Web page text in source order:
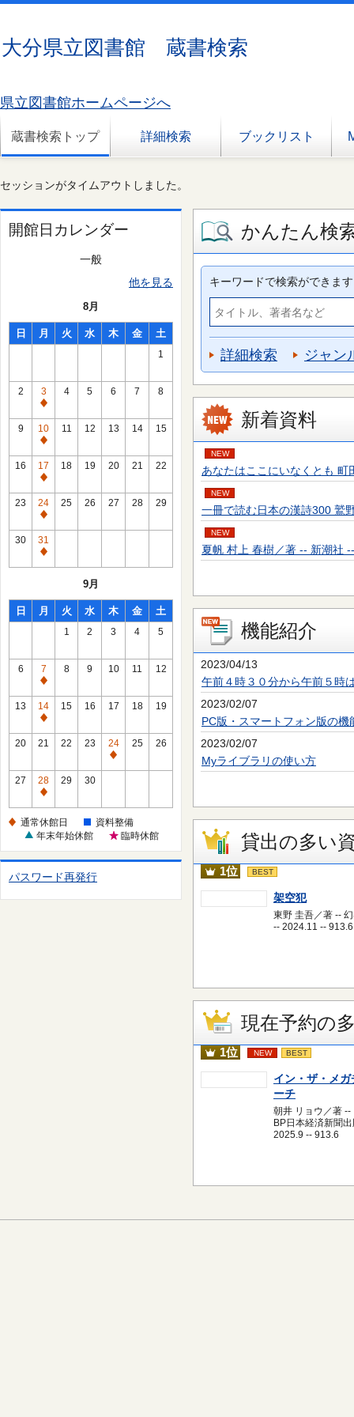
大分県立図書館 蔵書検索
県立図書館ホームページへ
蔵書検索トップ 詳細検索 ブックリスト
セッションがタイムアウトしました。
開館日カレンダー
一般
他を見る
8月
日 月 火 水 木 金 土
1
2
3
通
常
休
館
日
4 5 6 7 8
9
10
通
常
休
館
日
11 12 13 14 15
16
17
通
常
休
館
日
18 19 20 21 22
23
24
通
常
休
館
25 26 27 28 29
30
31
通
館
日
9月
日 月 火 水 木 金 土
1 2 3 4 5
6
7
通
常
休
館
8 9 10 11 12
13
14
通
常
館
日
15 16 17 18 19
20 21 22 23
24
通
館
日
25 26
27
28
通
休
日
29 30
通常休館日
資料整備
年末年始休館
臨時休館
パスワード再発行
かんたん検
キーワードで検索ができます
詳細検索 ジャン
新着資料
NEW
あなたはここにいなくとも
NEW
一冊で読む日本の漢詩300 鷲
NEW
夏帆 村上 春樹／著 -- 新潮社
機能紹介
2023/04/13
午前４時３０分から午前５時
2023/02/07
PC版・スマートフォン版の機
2023/02/07
Myライブラリの使い方
貸出の多い
1位 BEST
架空犯
東野 圭吾／著 --
-- 2024.11 -- 913.6
現在予約の
1位 NEW BEST
イン・ザ・メガ
ーチ
朝井 リョウ／著 --
BP日本経済新聞
2025.9 -- 913.6